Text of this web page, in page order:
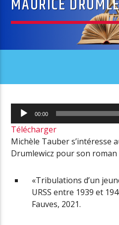
Lecteur
audio
00:00
Télécharger
Michèle Tauber s’intéresse
Drumlewicz pour son roman
«Tribulations d’un
URSS entre 1939 et
Fauves, 2021.